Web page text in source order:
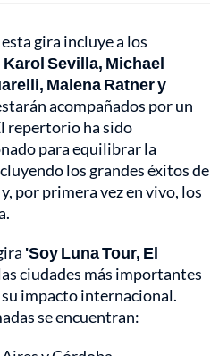
gira incluye a los
Karol Sevilla, Michael
Malena Ratner y
acompañados por un
repertorio ha sido
para equilibrar la
los grandes éxitos de
por primera vez en vivo, los
'Soy Luna Tour, El
ciudades más importantes
impacto internacional.
se encuentran: